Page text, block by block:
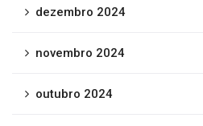
dezembro 2024
novembro 2024
outubro 2024